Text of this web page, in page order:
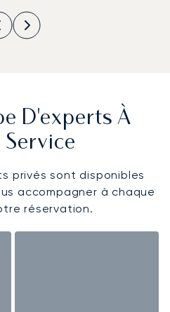
D'experts À
Service
privés sont disponibles
accompagner à chaque
réservation.